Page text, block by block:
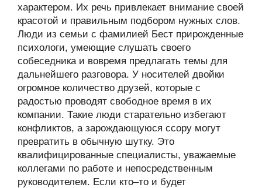
характером. Их речь привлекает внимание своей
красотой и правильным подбором нужных слов.
Люди из семьи с фамилией Бест прирожденные
психологи, умеющие слушать своего
собеседника и вовремя предлагать темы для
дальнейшего разговора. У носителей двойки
огромное количество друзей, которые с
радостью проводят свободное время в их
компании. Такие люди старательно избегают
конфликтов, а зарождающуюся ссору могут
превратить в обычную шутку. Это
квалифицированные специалисты, уважаемые
коллегами по работе и непосредственным
руководителем. Если кто–то и будет